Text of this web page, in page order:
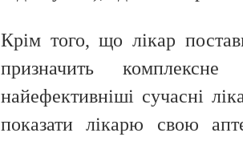
Крім того, що лікар
призначить
найефективніші сучасні
показати лікарю свою